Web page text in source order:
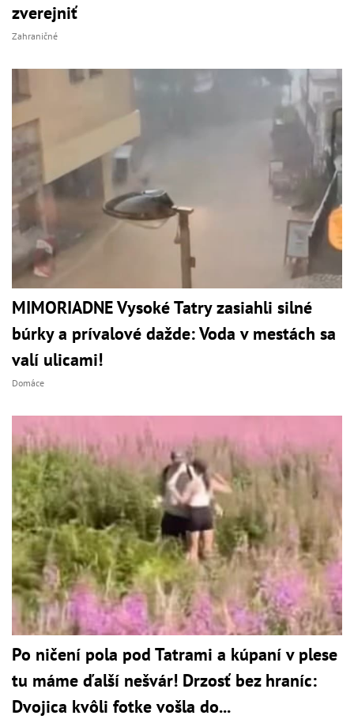
zverejniť
Zahraničné
MIMORIADNE Vysoké Tatry zasiahli silné
búrky a prívalové dažde: Voda v mestách sa
valí ulicami!
Domáce
Po ničení pola pod Tatrami a kúpaní v plese
tu máme ďalší nešvár! Drzosť bez hraníc:
Dvojica kvôli fotke vošla do...